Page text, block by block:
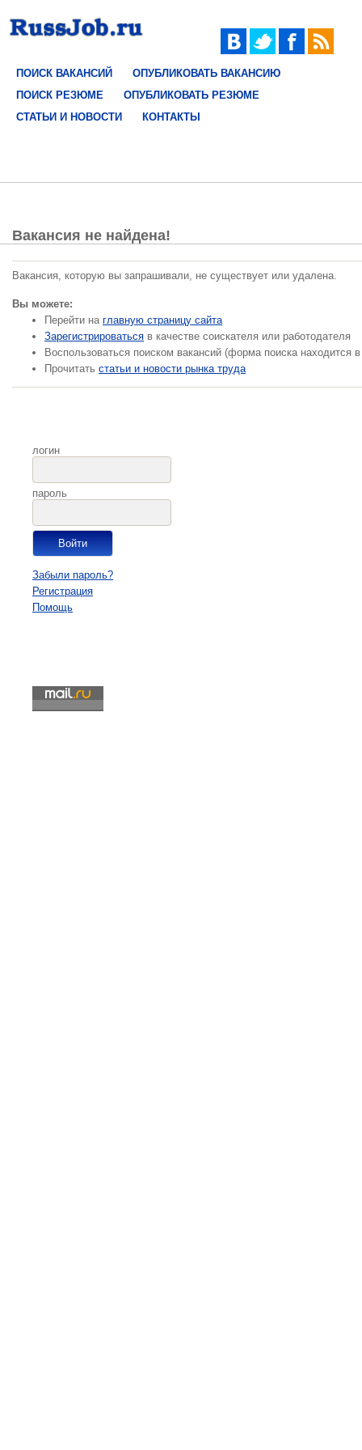
ПОИСК ВАКАНСИЙ
ОПУБЛИКОВАТЬ ВАКАНСИЮ
ПОИСК РЕЗЮМЕ
ОПУБЛИКОВАТЬ РЕЗЮМЕ
СТАТЬИ И НОВОСТИ
КОНТАКТЫ
Вакансия не найдена!
Вакансия, которую вы запрашивали, не существует или удалена.
Вы можете:
Перейти на главную страницу сайта
Зарегистрироваться в качестве соискателя или работодателя
Воспользоваться поиском вакансий (форма поиска находится
Прочитать статьи и новости рынка труда
логин
пароль
Забыли пароль?
Регистрация
Помощь